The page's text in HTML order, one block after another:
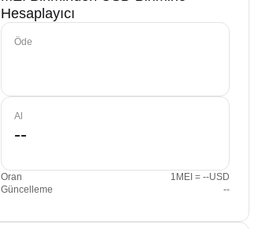
Hesaplayıcı
Öde
Al
Oran
1MEI = --USD
Güncelleme
--